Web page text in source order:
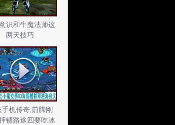
识和牛魔法师这
两天技巧
机传奇,前脚刚
镖路途四要吃冰